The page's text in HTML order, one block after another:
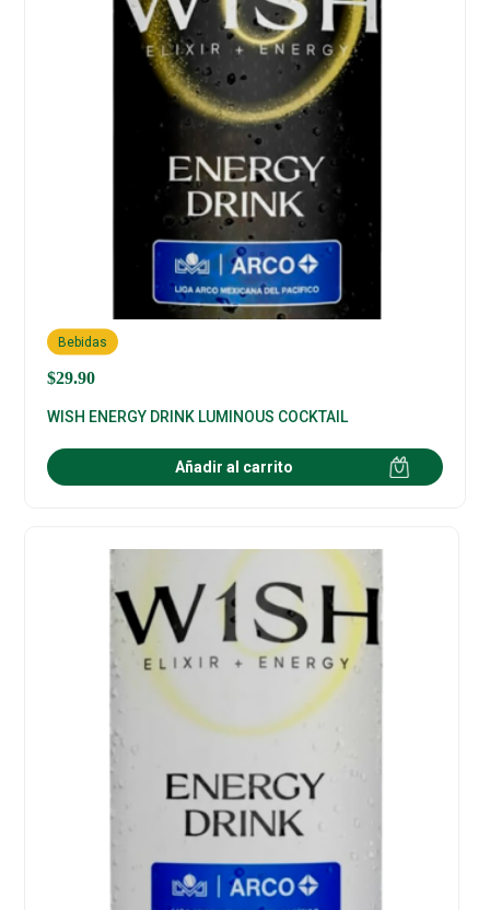
$29.90
Bebidas
WISH ENERGY DRINK LUMINOUS COCKTAIL
Añadir al carrito